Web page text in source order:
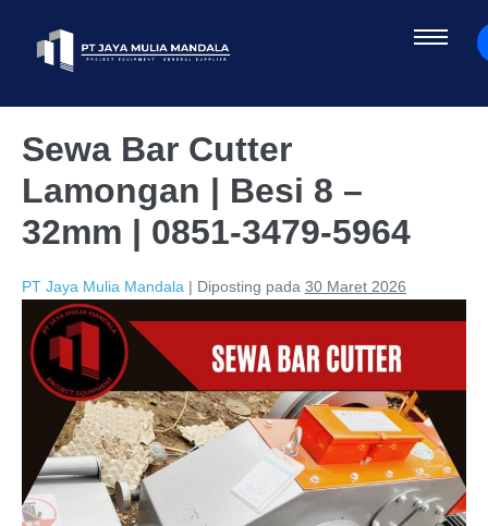
Sewa Bar Cutter
Lamongan | Besi 8 –
32mm | 0851-3479-5964
PT Jaya Mulia Mandala | Diposting pada 30 Maret 2026